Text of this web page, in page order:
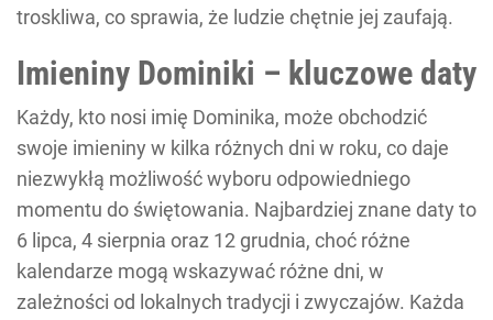
troskliwa, co sprawia, że ludzie chętnie jej zaufają.
Imieniny Dominiki – kluczowe daty
Każdy, kto nosi imię Dominika, może obchodzić
swoje imieniny w kilka różnych dni w roku, co daje
niezwykłą możliwość wyboru odpowiedniego
momentu do świętowania. Najbardziej znane daty to
6 lipca, 4 sierpnia oraz 12 grudnia, choć różne
kalendarze mogą wskazywać różne dni, w
zależności od lokalnych tradycji i zwyczajów. Każda